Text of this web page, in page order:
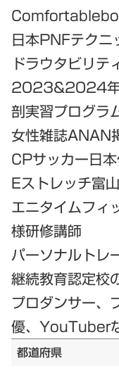
日本PNFテク
ドラウタビリテ
2023&2024年
剖実習プログラ
女性雑誌ANAN
CPサッカー日
Eストレッチ富
エニタイムフィ
様研修講師
パーソナルトレ
継続教育認定校
プロダンサー、
優、YouTuber
都道府県